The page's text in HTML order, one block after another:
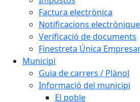
Factura electrònica
Notificacions
Verificació de documents
Finestreta Única
Municipi
Guia de carrers / Plànol
Informació del municipi
El poble